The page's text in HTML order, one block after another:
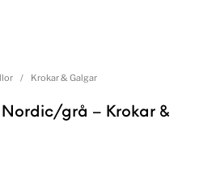
/ Krokar & Galgar
Nordic/grå – Krokar &